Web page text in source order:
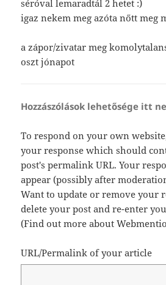
séróval lemaradtál 2 hetet :)
igaz nekem meg azóta nőtt meg
a zápor/zivatar meg
oszt jónapot
Hozzászólások lehetősége itt
To respond on your own
your response which should
post's permalink URL. Your
appear (possibly after
Want to update or remove your
delete your post and re-enter
(Find out more about
URL/Permalink of your article